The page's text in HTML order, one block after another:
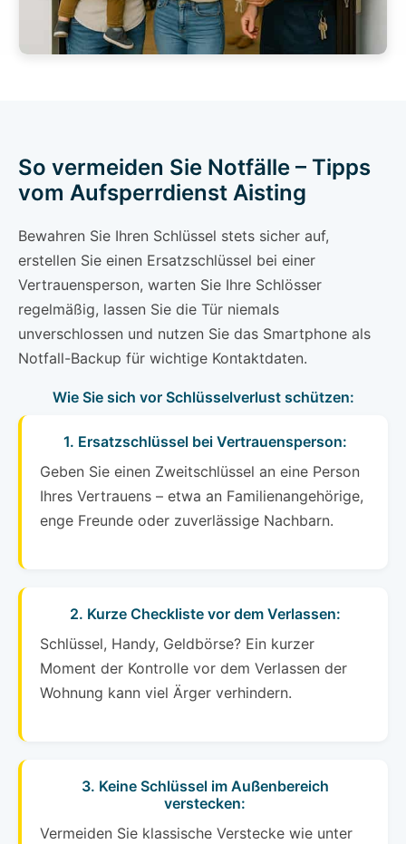
So vermeiden Sie Notfälle – Tipps
vom Aufsperrdienst Aisting
Bewahren Sie Ihren Schlüssel stets sicher auf,
erstellen Sie einen Ersatzschlüssel bei einer
Vertrauensperson, warten Sie Ihre Schlösser
regelmäßig, lassen Sie die Tür niemals
unverschlossen und nutzen Sie das Smartphone als
Notfall-Backup für wichtige Kontaktdaten.
Wie Sie sich vor Schlüsselverlust schützen:
1. Ersatzschlüssel bei Vertrauensperson:
Geben Sie einen Zweitschlüssel an eine Person
Ihres Vertrauens – etwa an Familienangehörige,
enge Freunde oder zuverlässige Nachbarn.
2. Kurze Checkliste vor dem Verlassen:
Schlüssel, Handy, Geldbörse? Ein kurzer
Moment der Kontrolle vor dem Verlassen der
Wohnung kann viel Ärger verhindern.
3. Keine Schlüssel im Außenbereich
verstecken:
Vermeiden Sie klassische Verstecke wie unter